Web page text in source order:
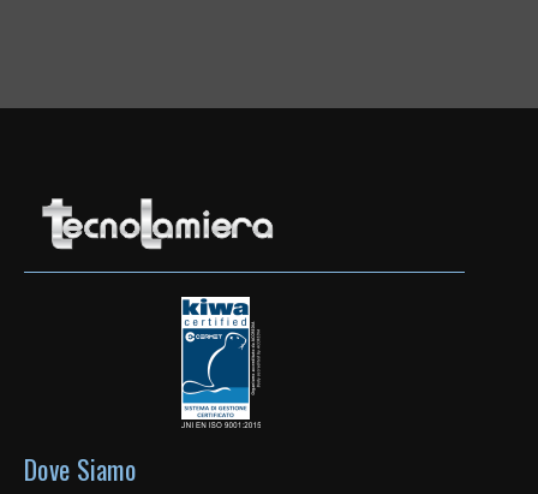
Dove Siamo